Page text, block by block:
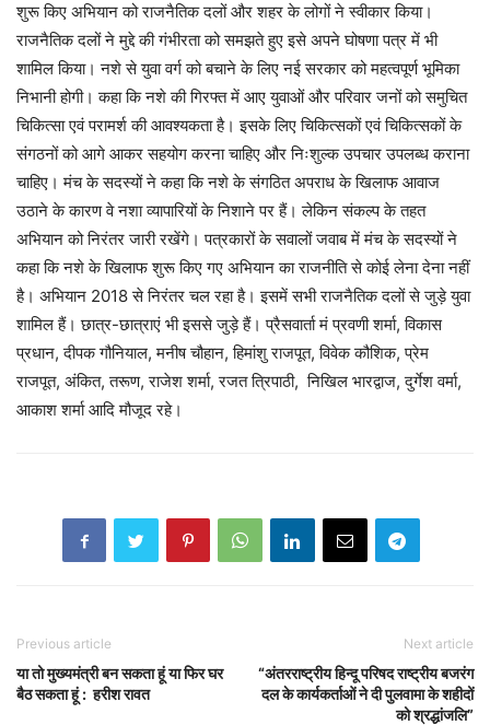
शुरू किए अभियान को राजनैतिक दलों और शहर के लोगों ने स्वीकार किया।
राजनैतिक दलों ने मुद्दे की गंभीरता को समझते हुए इसे अपने घोषणा पत्र में भी
शामिल किया। नशे से युवा वर्ग को बचाने के लिए नई सरकार को महत्वपूर्ण भूमिका
निभानी होगी। कहा कि नशे की गिरफ्त में आए युवाओं और परिवार जनों को समुचित
चिकित्सा एवं परामर्श की आवश्यकता है। इसके लिए चिकित्सकों एवं चिकित्सकों के
संगठनों को आगे आकर सहयोग करना चाहिए और निःशुल्क उपचार उपलब्ध कराना
चाहिए। मंच के सदस्यों ने कहा कि नशे के संगठित अपराध के खिलाफ आवाज
उठाने के कारण वे नशा व्यापारियों के निशाने पर हैं। लेकिन संकल्प के तहत
अभियान को निरंतर जारी रखेंगे। पत्रकारों के सवालों जवाब में मंच के सदस्यों ने
कहा कि नशे के खिलाफ शुरू किए गए अभियान का राजनीति से कोई लेना देना नहीं
है। अभियान 2018 से निरंतर चल रहा है। इसमें सभी राजनैतिक दलों से जुड़े युवा
शामिल हैं। छात्र-छात्राएं भी इससे जुड़े हैं। प्रैसवार्ता मं प्रवणी शर्मा, विकास
प्रधान, दीपक गौनियाल, मनीष चौहान, हिमांशु राजपूत, विवेक कौशिक, प्रेम
राजपूत, अंकित, तरूण, राजेश शर्मा, रजत त्रिपाठी, निखिल भारद्वाज, दुर्गेश वर्मा,
आकाश शर्मा आदि मौजूद रहे।
Previous article
या तो मुख्यमंत्री बन सकता हूं या फिर घर
बैठ सकता हूं : हरीश रावत
Next article
“अंतरराष्ट्रीय हिन्दू परिषद राष्ट्रीय बजरंग
दल के कार्यकर्ताओं ने दी पुलवामा के शहीदों
को श्रद्धांजलि”